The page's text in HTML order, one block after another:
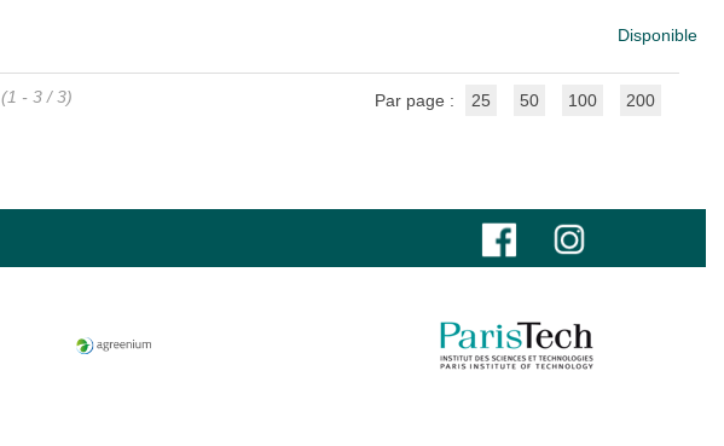
Disponible
(1 - 3 / 3) Par page : 25 50 100 200